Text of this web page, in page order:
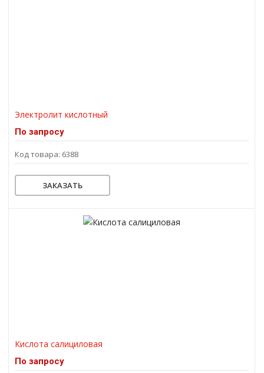
Электролит кислотный
По запросу
Код товара: 6388
ЗАКАЗАТЬ
Кислота салициловая
По запросу